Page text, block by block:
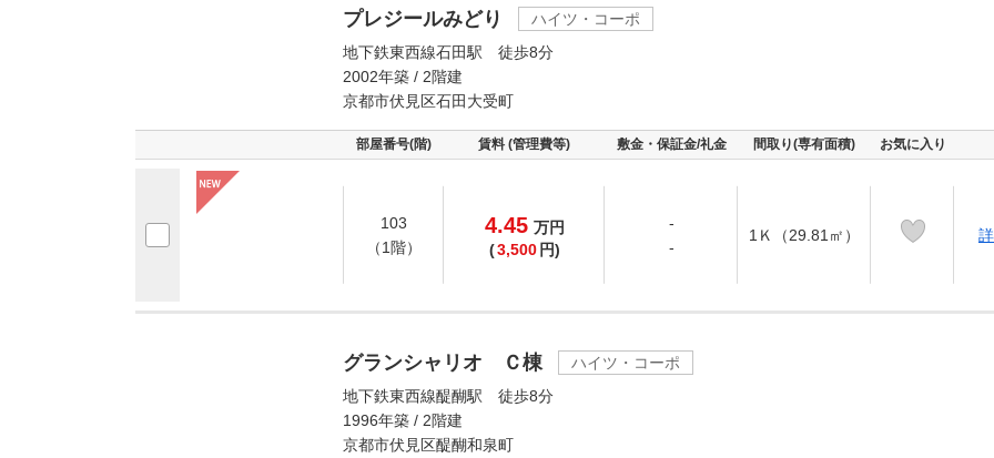
プレジールみどり
ハイツ・コーポ
地下鉄東西線石田駅 徒歩8分
2002年築 / 2階建
京都市伏見区石田大受町
部屋番号(階) 賃料 (管理費等) 敷金・保証金/礼金 間取り(専有面積) お気に入り
103
（1階）
4.45 万円
(3,500 円)
-
-
1Ｋ（29.81㎡）
グランシャリオ Ｃ棟
ハイツ・コーポ
地下鉄東西線醍醐駅 徒歩8分
1996年築 / 2階建
京都市伏見区醍醐和泉町